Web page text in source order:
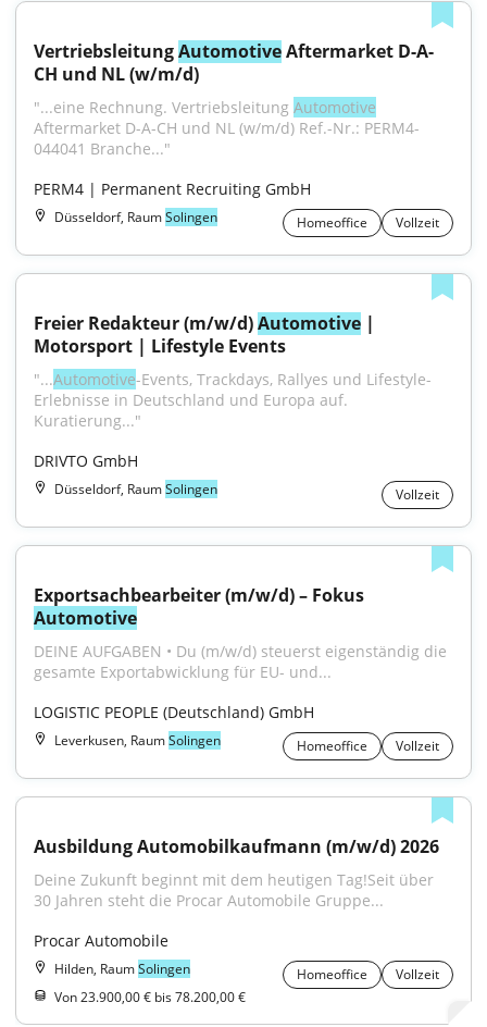
Vertriebsleitung Automotive Aftermarket D-A-
CH und NL (w/m/d)
"...eine Rechnung. Vertriebsleitung Automotive
Aftermarket D-A-CH und NL (w/m/d) Ref.-Nr.: PERM4-
044041 Branche..."
PERM4 | Permanent Recruiting GmbH
Düsseldorf, RaumSolingen Homeoffice Vollzeit
Freier Redakteur (m/w/d) Automotive |
Motorsport | Lifestyle Events
"...Automotive-Events, Trackdays, Rallyes und Lifestyle-
Erlebnisse in Deutschland und Europa auf.
Kuratierung..."
DRIVTO GmbH
Düsseldorf, RaumSolingen Vollzeit
Automotive
DEINE AUFGABEN • Du (m/w/d) steuerst eigenständig die
gesamte Exportabwicklung für EU- und...
LOGISTIC PEOPLE (Deutschland) GmbH
Leverkusen, RaumSolingen Homeoffice Vollzeit
Ausbildung Automobilkaufmann (m/w/d) 2026
Deine Zukunft beginnt mit dem heutigen Tag!Seit über
30 Jahren steht die Procar Automobile Gruppe...
Procar Automobile
Hilden, RaumSolingen Homeoffice
Vollzeit
Von 23.900,00 € bis 78.200,00 €